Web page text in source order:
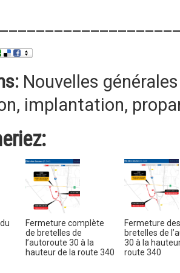
Nouvelles générales
, implantation,
Fermeture complète
de bretelles de
l’autoroute 30 à la
hauteur de la route 340
Fermeture des
bretelles de
30 à la
route 340